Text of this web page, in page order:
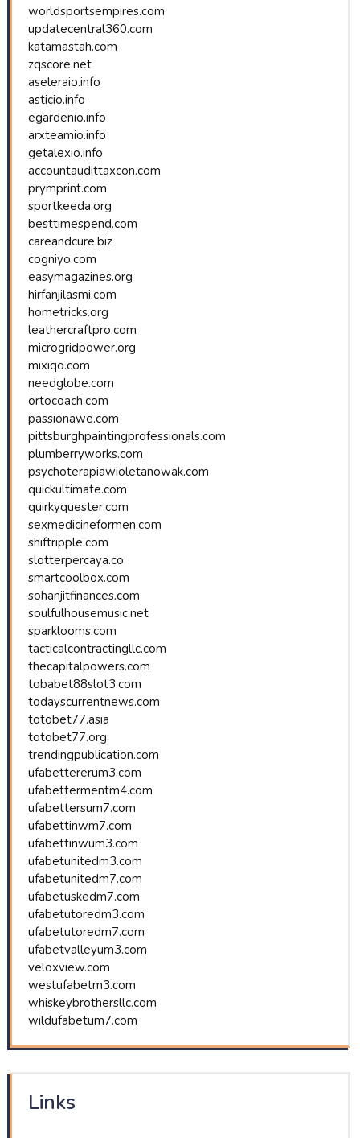
worldsportsempires.com
updatecentral360.com
katamastah.com
zqscore.net
aseleraio.info
asticio.info
egardenio.info
arxteamio.info
getalexio.info
accountaudittaxcon.com
prymprint.com
sportkeeda.org
besttimespend.com
careandcure.biz
cogniyo.com
easymagazines.org
hirfanjilasmi.com
hometricks.org
leathercraftpro.com
microgridpower.org
mixiqo.com
needglobe.com
ortocoach.com
passionawe.com
pittsburghpaintingprofessionals.com
plumberryworks.com
psychoterapiawioletanowak.com
quickultimate.com
quirkyquester.com
sexmedicineformen.com
shiftripple.com
slotterpercaya.co
smartcoolbox.com
sohanjitfinances.com
soulfulhousemusic.net
sparklooms.com
tacticalcontractingllc.com
thecapitalpowers.com
tobabet88slot3.com
todayscurrentnews.com
totobet77.asia
totobet77.org
trendingpublication.com
ufabettererum3.com
ufabettermentm4.com
ufabettersum7.com
ufabettinwm7.com
ufabettinwum3.com
ufabetunitedm3.com
ufabetunitedm7.com
ufabetuskedm7.com
ufabetutoredm3.com
ufabetutoredm7.com
ufabetvalleyum3.com
veloxview.com
westufabetm3.com
whiskeybrothersllc.com
wildufabetum7.com
Links